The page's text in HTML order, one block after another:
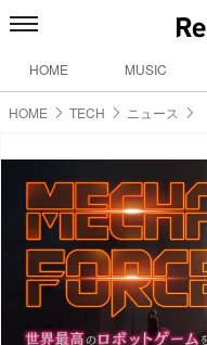
HOME MUSIC
HOME TECH ニュース